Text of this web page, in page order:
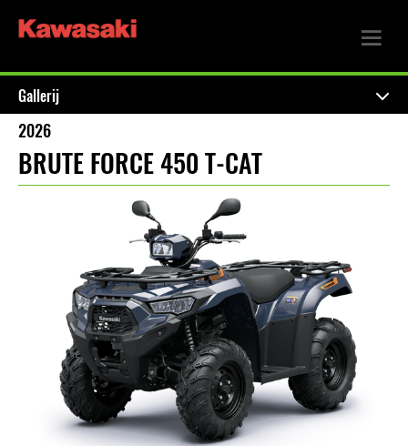
Gallerij
2026
BRUTE FORCE 450 T-CAT